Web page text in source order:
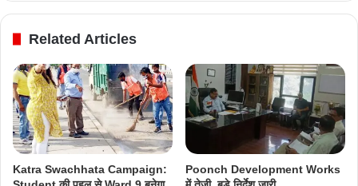
Related Articles
Katra Swachhata Campaign:
Poonch Development Works